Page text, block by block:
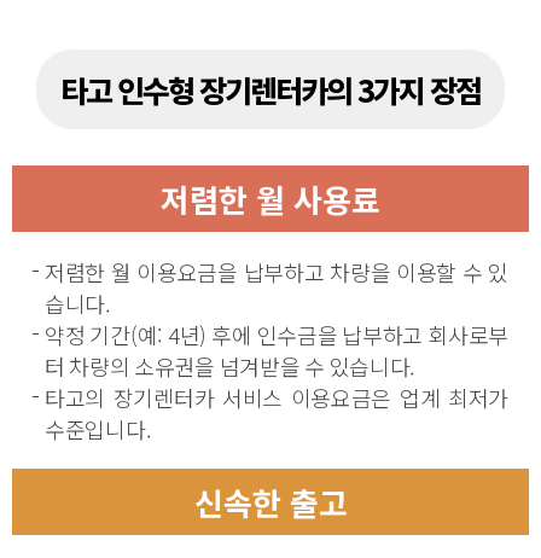
타고 인수형 장기렌터카의 3가지 장점
저렴한 월 사용료
저렴한 월 이용요금을 납부하고 차량을 이용할 수 있
습니다.
약정 기간(예: 4년) 후에 인수금을 납부하고 회사로부
터 차량의 소유권을 넘겨받을 수 있습니다.
타고의 장기렌터카 서비스 이용요금은 업계 최저가
수준입니다.
신속한 출고